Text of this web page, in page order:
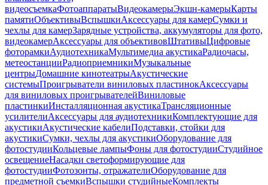
видеосъемкаФотоаппаратыВидеокамерыЭкшн-камерыКарты
памятиОбъективыВспышкиАксессуары для камерСумки и
чехлы для камерЗарядные устройства, аккумуляторы для фото,
видеокамерАксессуары для объективовШтативыЦифровые
фоторамкиАудиотехникаМультимедиа акустикаРадиочасы,
метеостанцииРадиоприемникиМузыкальные
центрыДомашние кинотеатрыАкустические
системыПроигрыватели виниловых пластинокАксессуары
для виниловых проигрывателейВиниловые
пластинкиИнсталляционная акустикаТрансляционные
усилителиАксессуары для аудиотехникиКомплектующие для
акустикиАкустические кабелиПодставки, стойки для
акустикиСумки, чехлы для акустикиОборудование для
фотостудииКольцевые лампыФоны для фотостудииСтудийное
освещениеНасадки светоформирующие для
фотостудииФотозонты, отражателиОборудование для
предметной съемкиВспышки студийныеКомплекты